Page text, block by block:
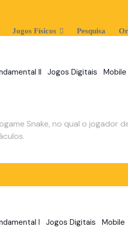
Jogos Físicos Pesquisa
II Jogos Digitais Mobile
Snake, no qual o
I Jogos Digitais Mobile